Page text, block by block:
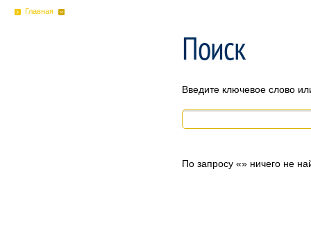
Главная
Поиск
Введите ключевое слово
По запросу «» ничего не